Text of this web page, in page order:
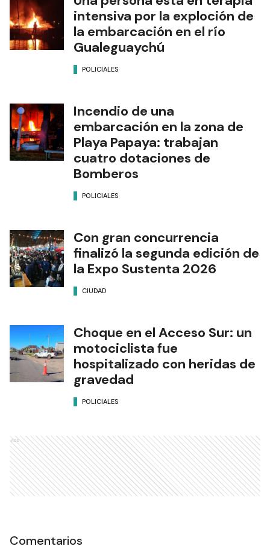
intensiva por la exploción de
la embarcación en el río
Gualeguaychú
POLICIALES
Incendio de una
embarcación en la zona de
Playa Papaya: trabajan
cuatro dotaciones de
Bomberos
POLICIALES
Con gran concurrencia
finalizó la segunda edición de
la Expo Sustenta 2026
CIUDAD
Choque en el Acceso Sur: un
motociclista fue
hospitalizado con heridas de
gravedad
POLICIALES
Ads
Comentarios